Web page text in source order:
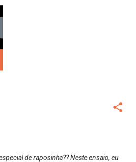
de raposinha?? Neste ensaio, eu